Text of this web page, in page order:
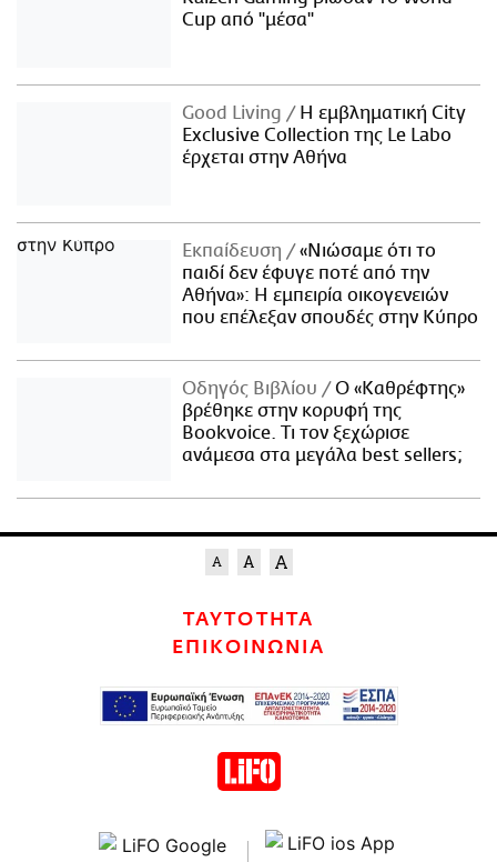
Cup από "μέσα"
Good Living
Η εμβληματική City
Exclusive Collection της Le Labo
έρχεται στην Αθήνα
Εκπαίδευση
«Νιώσαμε ότι το
παιδί δεν έφυγε ποτέ από την
Αθήνα»: Η εμπειρία οικογενειών
που επέλεξαν σπουδές στην Κύπρο
Οδηγός Βιβλίου
Ο «Καθρέφτης»
βρέθηκε στην κορυφή της
Bookvoice. Τι τον ξεχώρισε
ανάμεσα στα μεγάλα best sellers;
ΤΑΥΤΟΤΗΤΑ
ΕΠΙΚΟΙΝΩΝΙΑ